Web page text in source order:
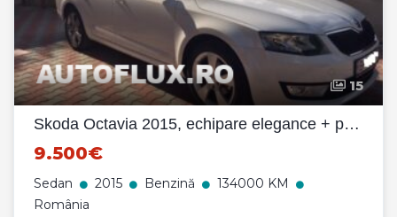
15
Skoda Octavia 2015, echipare elegance + pachet sport, impecabila
9.500€
Sedan 2015 Benzină
134000 KM
România